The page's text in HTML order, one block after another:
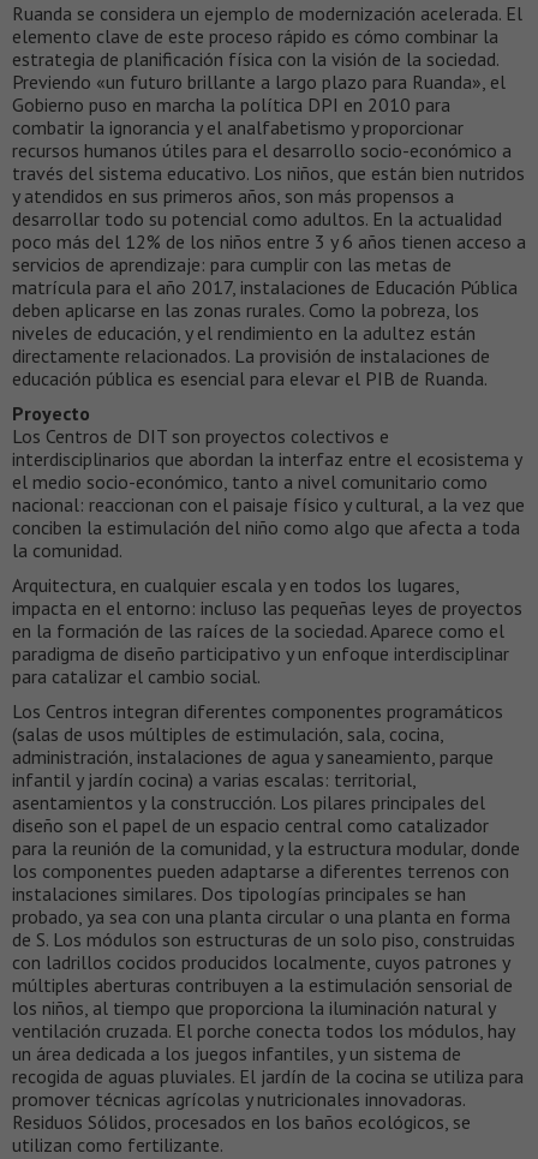
Ruanda se considera un ejemplo de modernización acelerada. El
elemento clave de este proceso rápido es cómo combinar la
estrategia de planificación física con la visión de la sociedad.
Previendo «un futuro brillante a largo plazo para Ruanda», el
Gobierno puso en marcha la política DPI en 2010 para
combatir la ignorancia y el analfabetismo y proporcionar
recursos humanos útiles para el desarrollo socio-económico a
través del sistema educativo. Los niños, que están bien nutridos
y atendidos en sus primeros años, son más propensos a
desarrollar todo su potencial como adultos. En la actualidad
poco más del 12% de los niños entre 3 y 6 años tienen acceso a
servicios de aprendizaje: para cumplir con las metas de
matrícula para el año 2017, instalaciones de Educación Pública
deben aplicarse en las zonas rurales. Como la pobreza, los
niveles de educación, y el rendimiento en la adultez están
directamente relacionados. La provisión de instalaciones de
educación pública es esencial para elevar el PIB de Ruanda.
Proyecto
Los Centros de DIT son proyectos colectivos e
interdisciplinarios que abordan la interfaz entre el ecosistema y
el medio socio-económico, tanto a nivel comunitario como
nacional: reaccionan con el paisaje físico y cultural, a la vez que
conciben la estimulación del niño como algo que afecta a toda
la comunidad.
Arquitectura, en cualquier escala y en todos los lugares,
impacta en el entorno: incluso las pequeñas leyes de proyectos
en la formación de las raíces de la sociedad. Aparece como el
paradigma de diseño participativo y un enfoque interdisciplinar
para catalizar el cambio social.
Los Centros integran diferentes componentes programáticos
(salas de usos múltiples de estimulación, sala, cocina,
administración, instalaciones de agua y saneamiento, parque
infantil y jardín cocina) a varias escalas: territorial,
asentamientos y la construcción. Los pilares principales del
diseño son el papel de un espacio central como catalizador
para la reunión de la comunidad, y la estructura modular, donde
los componentes pueden adaptarse a diferentes terrenos con
instalaciones similares. Dos tipologías principales se han
probado, ya sea con una planta circular o una planta en forma
de S. Los módulos son estructuras de un solo piso, construidas
con ladrillos cocidos producidos localmente, cuyos patrones y
múltiples aberturas contribuyen a la estimulación sensorial de
los niños, al tiempo que proporciona la iluminación natural y
ventilación cruzada. El porche conecta todos los módulos, hay
un área dedicada a los juegos infantiles, y un sistema de
recogida de aguas pluviales. El jardín de la cocina se utiliza para
promover técnicas agrícolas y nutricionales innovadoras.
Residuos Sólidos, procesados en los baños ecológicos, se
utilizan como fertilizante.